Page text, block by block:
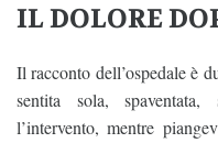
IL DOLORE
Il racconto dell’ospedale è
sentita sola,
l’intervento, mentre